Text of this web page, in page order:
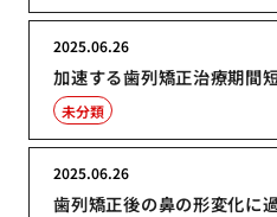
加速する歯列矯正治療期間
2025.06.26
未分類
歯列矯正後の鼻の形変化に
2025.06.26